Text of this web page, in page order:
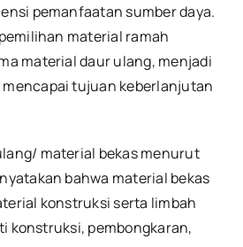
pemanfaatan sumber daya.
material ramah
material daur ulang, menjadi
tujuan keberlanjutan
material bekas menurut
bahwa material bekas
konstruksi serta limbah
konstruksi, pembongkaran,